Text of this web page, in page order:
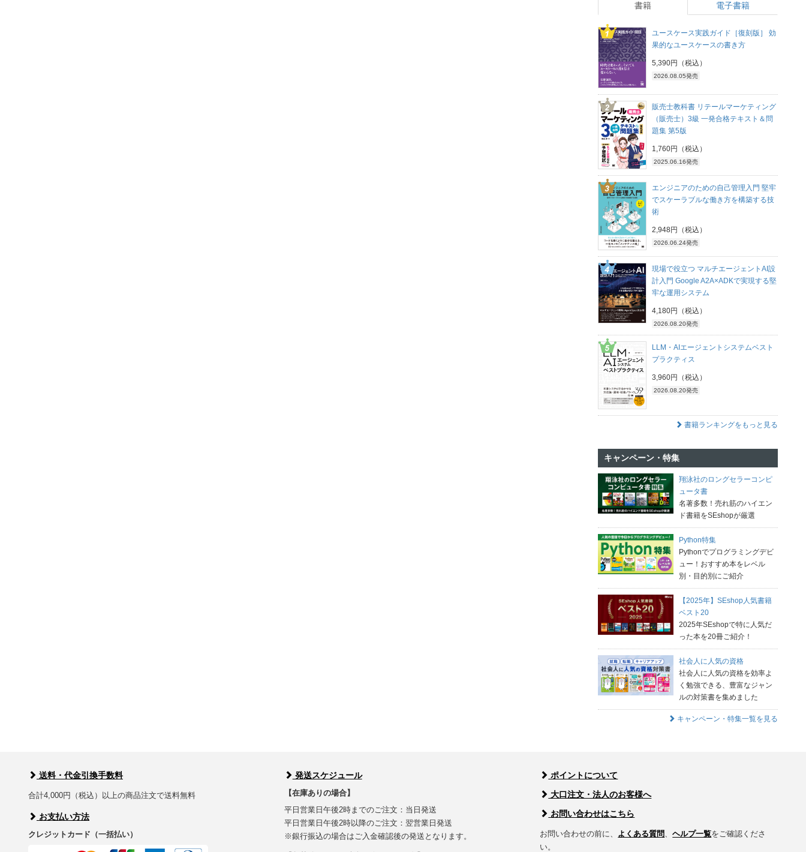
書籍 電子書籍
ユースケース実践ガイド［復刻版］ 効
果的なユースケースの書き方
5,390円（税込）
2026.08.05発売
販売士教科書 リテールマーケティング
（販売士）3級 一発合格テキスト＆問
題集 第5版
1,760円（税込）
2025.06.16発売
エンジニアのための自己管理入門 堅牢
でスケーラブルな働き方を構築する技
術
2,948円（税込）
2026.06.24発売
現場で役立つ マルチエージェントAI設
計入門 Google A2A×ADKで実現する堅
牢な運用システム
4,180円（税込）
2026.08.20発売
LLM・AIエージェントシステムベスト
プラクティス
3,960円（税込）
2026.08.20発売
書籍ランキングをもっと見る
キャンペーン・特集
翔泳社のロングセラーコンピ
ュータ書
名著多数！売れ筋のハイエン
ド書籍をSEshopが厳選
Python特集
Pythonでプログラミングデビ
ュー！おすすめ本をレベル
別・目的別にご紹介
【2025年】SEshop人気書籍
ベスト20
2025年SEshopで特に人気だ
った本を20冊ご紹介！
社会人に人気の資格
社会人に人気の資格を効率よ
く勉強できる、豊富なジャン
ルの対策書を集めました
キャンペーン・特集一覧を見る
送料・代金引換手数料
合計4,000円（税込）以上の商品注文で送料無料
お支払い方法
クレジットカード（一括払い）
発送スケジュール
【在庫ありの場合】
平日営業日午後2時までのご注文：当日発送
平日営業日午後2時以降のご注文：翌営業日発送
※銀行振込の場合はご入金確認後の発送となります。
ポイントについて
大口注文・法人のお客様へ
お問い合わせはこちら
お問い合わせの前に、 よくある質問、ヘルプ一覧をご確認くださ
い。